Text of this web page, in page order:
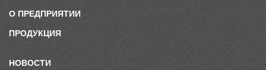
О ПРЕДПРИЯТИИ
ПРОДУКЦИЯ
НОВОСТИ